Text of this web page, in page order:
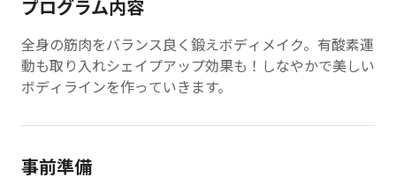
プログラム内容
全身の筋肉をバランス良く鍛えボディメイク。有酸素運
動も取り入れシェイプアップ効果も！しなやかで美しい
ボディラインを作っていきます。
事前準備